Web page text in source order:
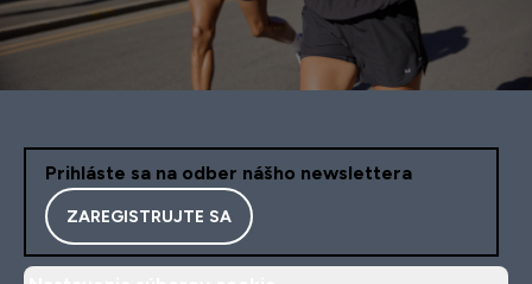
Prihláste sa na odber nášho newslettera
ZAREGISTRUJTE SA